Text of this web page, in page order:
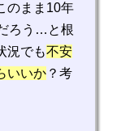
のまま10年
ろう…と根
況でも不安
いいか ？考